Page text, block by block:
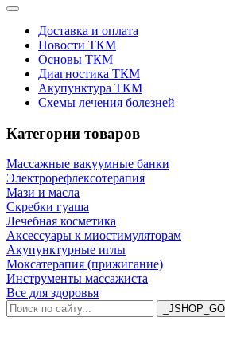
Доставка и оплата
Новости ТКМ
Основы ТКМ
Диагностика ТКМ
Акупунктура ТКМ
Схемы лечения болезней
Категории товаров
Массажные вакуумные банки
Электрорефлексотерапия
Мази и масла
Скребки гуаша
Лечебная косметика
Аксессуары к миостимуляторам
Акупунктурные иглы
Моксатерапия (прижигание)
Инструменты массажиста
Все для здоровья